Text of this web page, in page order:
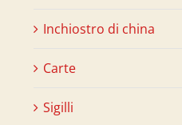
Inchiostro di china
Carte
Sigilli